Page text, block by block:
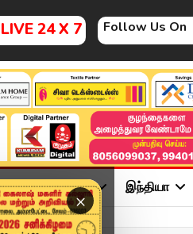
LIVE 24 X 7 Follow Us On
×
விளையாட்டு இந்தியா